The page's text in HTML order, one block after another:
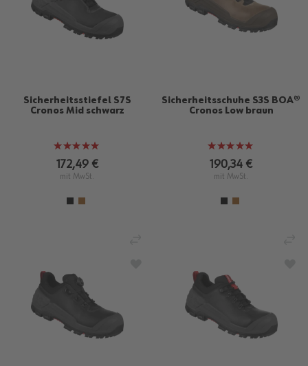
Sicherheitsstiefel S7S
Cronos Mid schwarz
Bewertung:
100%
172,49 €
mit MwSt.
Sicherheitsschuhe S3S BOA®
Cronos Low braun
Bewertung:
100%
190,34 €
mit MwSt.